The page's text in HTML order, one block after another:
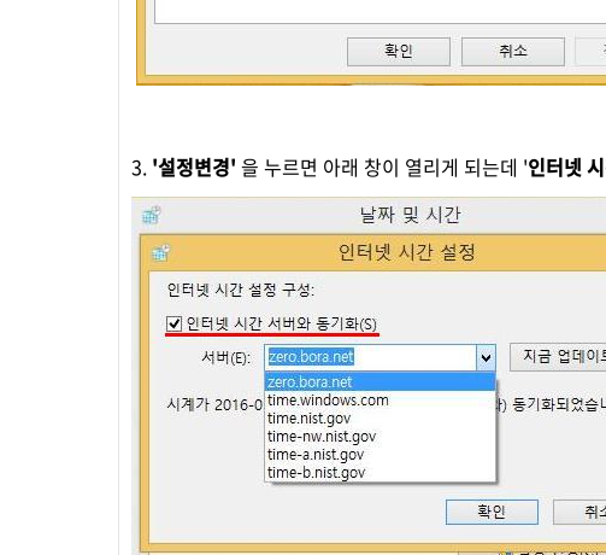
3. '설정변경' 을 누르면 아래 창이 열리게 되는데 '인터넷